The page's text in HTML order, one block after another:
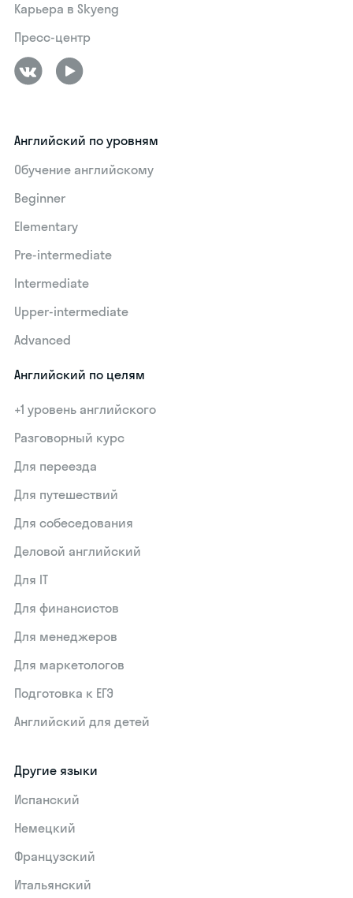
Карьера в Skyeng
Пресс-центр
Английский по уровням
Обучение английскому
Beginner
Elementary
Pre-intermediate
Intermediate
Upper-intermediate
Advanced
Английский по целям
+1 уровень английского
Разговорный курс
Для переезда
Для путешествий
Для собеседования
Деловой английский
Для IT
Для финансистов
Для менеджеров
Для маркетологов
Подготовка к ЕГЭ
Английский для детей
Другие языки
Испанский
Немецкий
Французский
Итальянский